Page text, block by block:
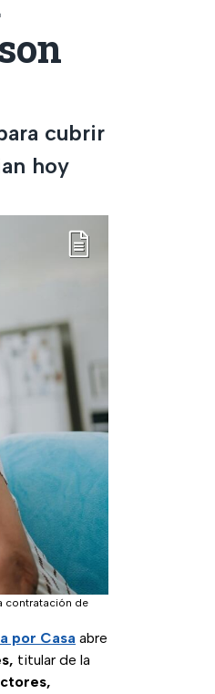
cubrir
hoy
contratación de
por Casa abre
titular de la